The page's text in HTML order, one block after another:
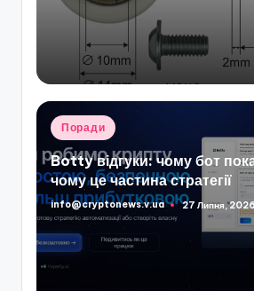
Опубліковано
Поради
Botty відгуки: чому бот
чому це частина стратегії
Опубліковано
info@cryptonews.v.ua 27 Липня, 2026